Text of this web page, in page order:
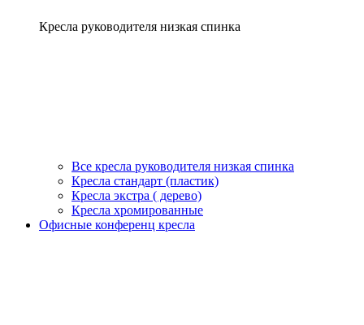
Кресла руководителя низкая спинка
Все кресла руководителя низкая спинка
Кресла стандарт (пластик)
Кресла экстра ( дерево)
Кресла хромированные
Офисные конференц кресла